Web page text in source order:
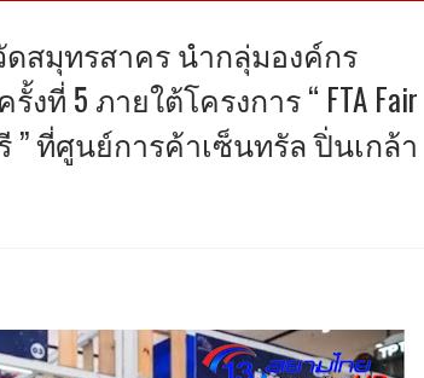
สมุทรสาคร นำกลุ่มองค์กร
งที่ 5 ภายใต้โครงการ “ FTA Fair
ที่ศูนย์การค้าเซ็นทรัล ปิ่นเกล้า